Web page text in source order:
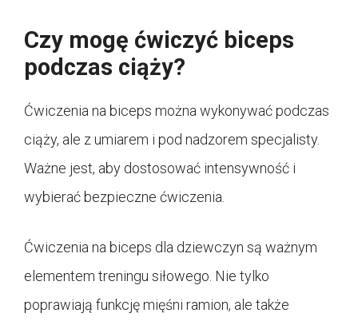
Czy mogę ćwiczyć biceps
podczas ciąży?
Ćwiczenia na biceps można wykonywać podczas
ciąży, ale z umiarem i pod nadzorem specjalisty.
Ważne jest, aby dostosować intensywność i
wybierać bezpieczne ćwiczenia.
Ćwiczenia na biceps dla dziewczyn są ważnym
elementem treningu siłowego. Nie tylko
poprawiają funkcję mięśni ramion, ale także